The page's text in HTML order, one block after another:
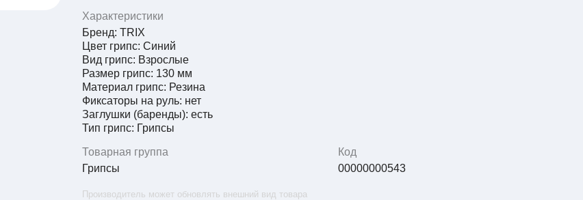
Характеристики
Бренд: TRIX
Цвет грипс: Синий
Вид грипс: Взрослые
Размер грипс: 130 мм
Материал грипс: Резина
Фиксаторы на руль: нет
Заглушки (баренды): есть
Тип грипс: Грипсы
Товарная группа
Грипсы
Код
00000000543
Производитель может обновлять внешний вид товара